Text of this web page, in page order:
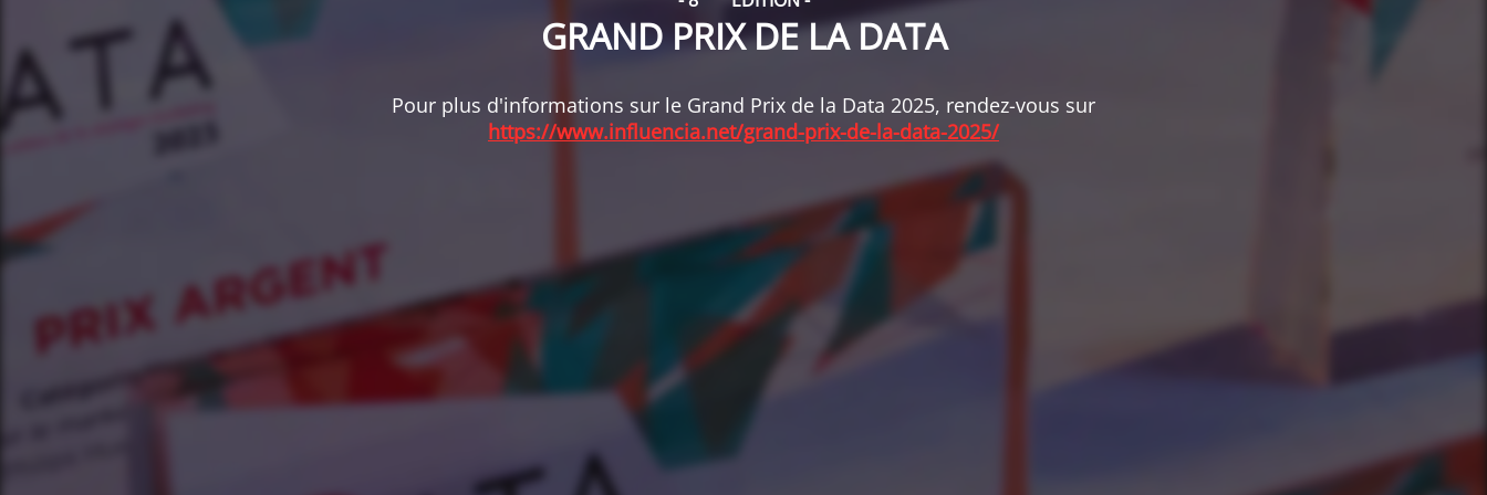
GRAND PRIX DE LA DATA
Pour plus d'informations sur le Grand Prix de la Data 2025, rendez-vous sur
https://www.influencia.net/grand-prix-de-la-data-2025/